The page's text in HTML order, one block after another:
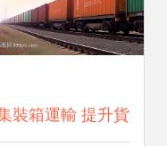
裝箱運輸 提升貨